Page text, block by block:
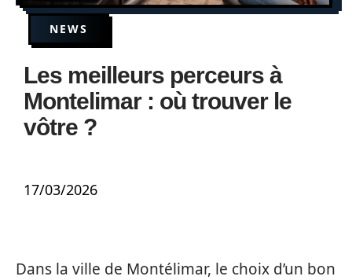
NEWS
Les meilleurs perceurs à
Montelimar : où trouver le
vôtre ?
17/03/2026
Dans la ville de Montélimar, le choix d’un bon